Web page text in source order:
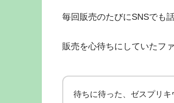
毎回販売のたびにSNSでも
販売を心待ちにしていたフ
待ちに待った、ゼスプリ